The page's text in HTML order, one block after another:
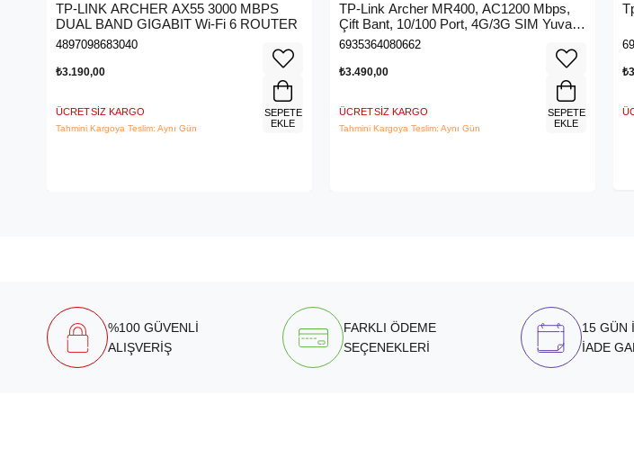
TP-LINK ARCHER AX55 3000 MBPS
DUAL BAND GIGABIT Wi-Fi 6 ROUTER
4897098683040
₺3.190,00
ÜCRETSIZ KARGO
Tahmini Kargoya Teslim: Aynı Gün
SEPETE
EKLE
TP-Link Archer MR400, AC1200 Mbps,
Çift Bant, 10/100 Port, 4G/3G SIM Yuvası,
Kablosuz 4G LTE Router
6935364080662
₺3.490,00
ÜCRETSIZ KARGO
Tahmini Kargoya Teslim: Aynı Gün
SEPETE
EKLE
%100 GÜVENLİ
ALIŞVERİŞ
FARKLI ÖDEME
SEÇENEKLERİ
15 GÜN
İADE